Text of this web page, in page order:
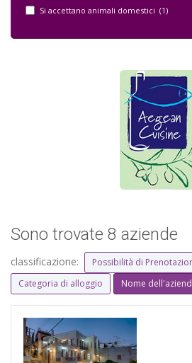
Si accettano animali domestici (1)
Sono trovate 8 aziende
classificazione:
Possibilità di
Categoria di alloggio
Nome